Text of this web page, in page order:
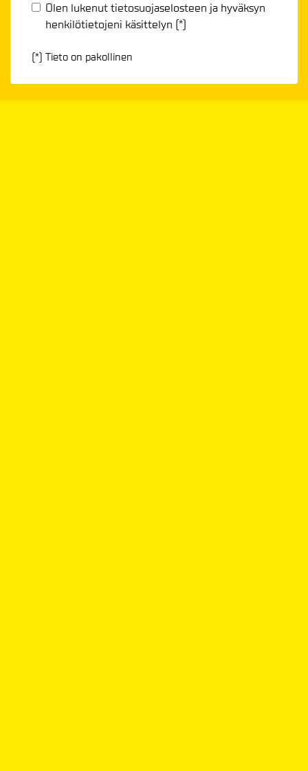
Olen lukenuttietosuojaselosteen ja hyväksyn
henkilötietojeni käsittelyn (*)
(*) Tieto on pakollinen